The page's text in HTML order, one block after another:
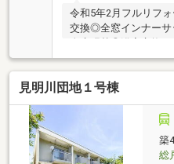
令和5年2月フルリフ
交換◎全窓インナー
ウンライト、間接照
作飾棚設置◎食器洗
◎浴室乾燥機◎土間エ
見明川団地１号棟
築
総